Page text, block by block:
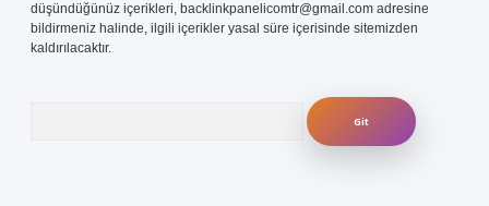
düşündüğünüz içerikleri, backlinkpanelicomtr@gmail.com adresine
bildirmeniz halinde, ilgili içerikler yasal süre içerisinde sitemizden
kaldırılacaktır.